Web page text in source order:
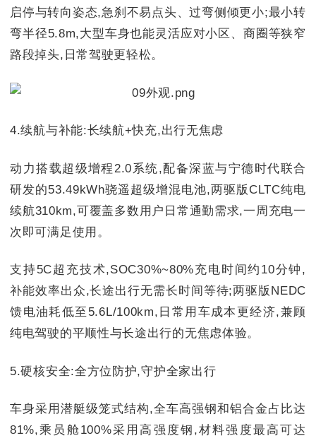
启停与转向姿态,急刹不易点头、过弯侧倾更小;最小转
弯半径5.8m,大型车身也能灵活应对小区、商圈等狭窄
路段掉头,日常驾驶更轻松。
4.续航与补能:长续航+快充,出行无焦虑
动力搭载超级增程2.0系统,配备深蓝与宁德时代联合
研发的53.49kWh骁遥超级增混电池,两驱版CLTC纯电
续航310km,可覆盖多数用户日常通勤需求,一周充电一
次即可满足使用。
支持5C超充技术,SOC30%~80%充电时间约10分钟,
补能效率出众,长途出行无需长时间等待;两驱版NEDC
馈电油耗低至5.6L/100km,日常用车成本更经济,兼顾
纯电驾驶的平顺性与长途出行的无焦虑体验。
5.硬核安全:全方位防护,守护全家出行
车身采用潜艇级笼式结构,全车高强钢和铝合金占比达
81%,乘员舱100%采用高强度钢,材料强度最高可达